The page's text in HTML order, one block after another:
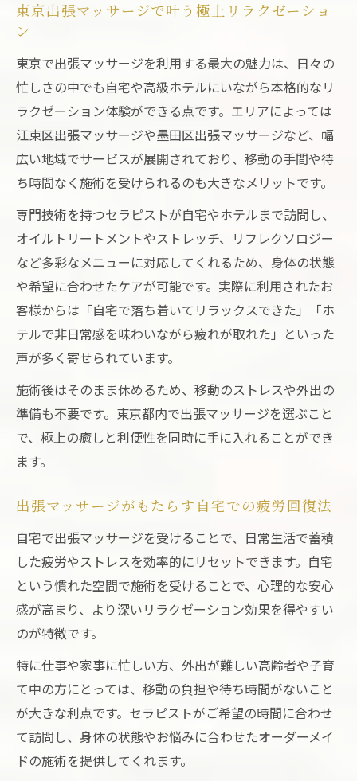
東京出張マッサージで叶う極上リラクゼーショ
ン
東京で出張マッサージを利用する最大の魅力は、日々の
忙しさの中でも自宅や高級ホテルにいながら本格的なリ
ラクゼーション体験ができる点です。エリアによっては
江東区出張マッサージや墨田区出張マッサージなど、幅
広い地域でサービスが展開されており、移動の手間や待
ち時間なく施術を受けられるのも大きなメリットです。
専門技術を持つセラピストが自宅やホテルまで訪問し、
オイルトリートメントやストレッチ、リフレクソロジー
など多彩なメニューに対応してくれるため、身体の状態
や希望に合わせたケアが可能です。実際に利用されたお
客様からは「自宅で落ち着いてリラックスできた」「ホ
テルで非日常感を味わいながら疲れが取れた」といった
声が多く寄せられています。
施術後はそのまま休めるため、移動のストレスや外出の
準備も不要です。東京都内で出張マッサージを選ぶこと
で、極上の癒しと利便性を同時に手に入れることができ
ます。
出張マッサージがもたらす自宅での疲労回復法
自宅で出張マッサージを受けることで、日常生活で蓄積
した疲労やストレスを効率的にリセットできます。自宅
という慣れた空間で施術を受けることで、心理的な安心
感が高まり、より深いリラクゼーション効果を得やすい
のが特徴です。
特に仕事や家事に忙しい方、外出が難しい高齢者や子育
て中の方にとっては、移動の負担や待ち時間がないこと
が大きな利点です。セラピストがご希望の時間に合わせ
て訪問し、身体の状態やお悩みに合わせたオーダーメイ
ドの施術を提供してくれます。